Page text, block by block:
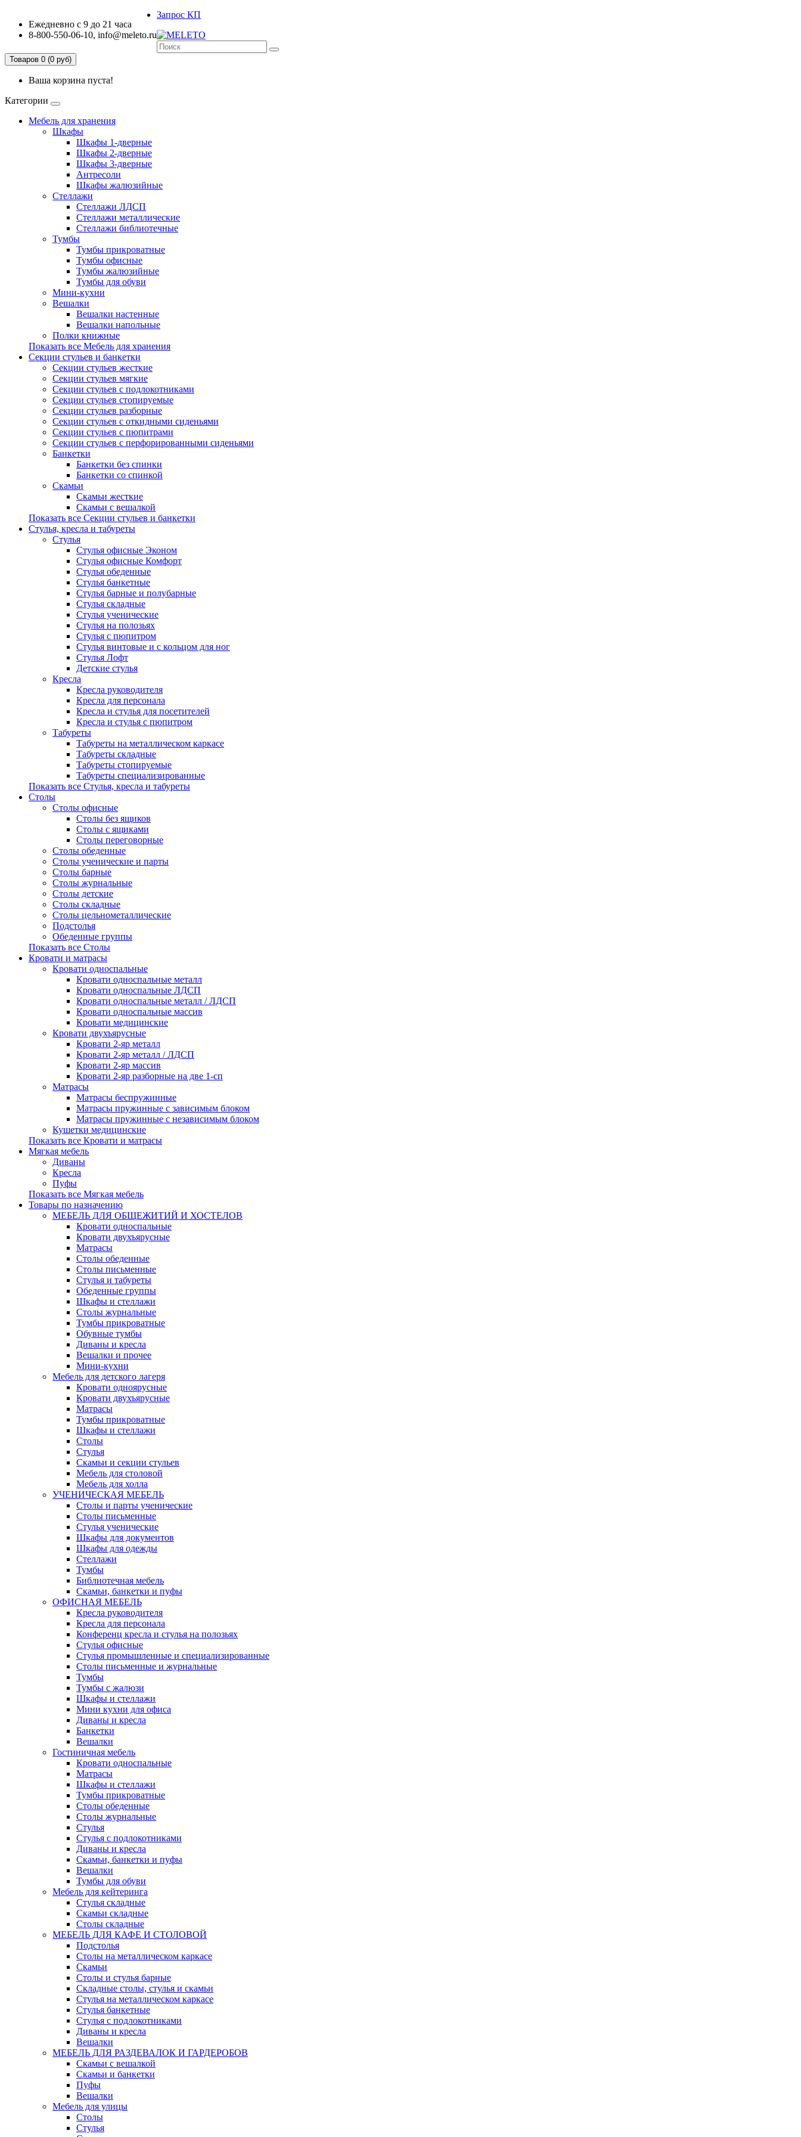
Ежедневно с 9 до 21 часа
8-800-550-06-10, info@meleto.ru
Запрос КП
Товаров 0 (0 pуб)
Ваша корзина пуста!
Категории
Мебель для хранения
Шкафы
Шкафы 1-дверные
Шкафы 2-дверные
Шкафы 3-дверные
Антресоли
Шкафы жалюзийные
Стеллажи
Стеллажи ЛДСП
Стеллажи металлические
Стеллажи библиотечные
Тумбы
Тумбы прикроватные
Тумбы офисные
Тумбы жалюзийные
Тумбы для обуви
Мини-кухни
Вешалки
Вешалки настенные
Вешалки напольные
Полки книжные
Показать все Мебель для хранения
Секции стульев и банкетки
Секции стульев жесткие
Секции стульев мягкие
Секции стульев с подлокотниками
Секции стульев стопируемые
Секции стульев разборные
Секции стульев с откидными сиденьями
Секции стульев с пюпитрами
Секции стульев с перфорированными сиденьями
Банкетки
Банкетки без спинки
Банкетки со спинкой
Скамьи
Скамьи жесткие
Скамьи с вешалкой
Показать все Секции стульев и банкетки
Стулья, кресла и табуреты
Стулья
Стулья офисные Эконом
Стулья офисные Комфорт
Стулья обеденные
Стулья банкетные
Стулья барные и полубарные
Стулья складные
Стулья ученические
Стулья на полозьях
Стулья с пюпитром
Стулья винтовые и с кольцом для ног
Стулья Лофт
Детские стулья
Кресла
Кресла руководителя
Кресла для персонала
Кресла и стулья для посетителей
Кресла и стулья с пюпитром
Табуреты
Табуреты на металлическом каркасе
Табуреты складные
Табуреты стопируемые
Табуреты специализированные
Показать все Стулья, кресла и табуреты
Столы
Столы офисные
Столы без ящиков
Столы с ящиками
Столы переговорные
Столы обеденные
Столы ученические и парты
Столы барные
Столы журнальные
Столы детские
Столы складные
Столы цельнометаллические
Подстолья
Обеденные группы
Показать все Столы
Кровати и матрасы
Кровати односпальные
Кровати односпальные металл
Кровати односпальные ЛДСП
Кровати односпальные металл / ЛДСП
Кровати односпальные массив
Кровати медицинские
Кровати двухъярусные
Кровати 2-яр металл
Кровати 2-яр металл / ЛДСП
Кровати 2-яр массив
Кровати 2-яр разборные на две 1-сп
Матрасы
Матрасы беспружинные
Матрасы пружинные с зависимым блоком
Матрасы пружинные с независимым блоком
Кушетки медицинские
Показать все Кровати и матрасы
Мягкая мебель
Диваны
Кресла
Пуфы
Показать все Мягкая мебель
Товары по назначению
МЕБЕЛЬ ДЛЯ ОБЩЕЖИТИЙ И ХОСТЕЛОВ
Кровати односпальные
Кровати двухъярусные
Матрасы
Столы обеденные
Столы письменные
Стулья и табуреты
Обеденные группы
Шкафы и стеллажи
Столы журнальные
Тумбы прикроватные
Обувные тумбы
Диваны и кресла
Вешалки и прочее
Мини-кухни
Мебель для детского лагеря
Кровати одноярусные
Кровати двухъярусные
Матрасы
Тумбы прикроватные
Шкафы и стеллажи
Столы
Стулья
Скамьи и секции стульев
Мебель для столовой
Мебель для холла
УЧЕНИЧЕСКАЯ МЕБЕЛЬ
Столы и парты ученические
Столы письменные
Стулья ученические
Шкафы для документов
Шкафы для одежды
Стеллажи
Тумбы
Библиотечная мебель
Скамьи, банкетки и пуфы
ОФИСНАЯ МЕБЕЛЬ
Кресла руководителя
Кресла для персонала
Конференц кресла и стулья на полозьях
Стулья офисные
Стулья промышленные и специализированные
Столы письменные и журнальные
Тумбы
Тумбы с жалюзи
Шкафы и стеллажи
Мини кухни для офиса
Диваны и кресла
Банкетки
Вешалки
Гостиничная мебель
Кровати односпальные
Матрасы
Шкафы и стеллажи
Тумбы прикроватные
Столы обеденные
Столы журнальные
Стулья
Стулья с подлокотниками
Диваны и кресла
Скамьи, банкетки и пуфы
Вешалки
Тумбы для обуви
Мебель для кейтеринга
Стулья складные
Скамьи складные
Столы складные
МЕБЕЛЬ ДЛЯ КАФЕ И СТОЛОВОЙ
Подстолья
Столы на металлическом каркасе
Скамьи
Столы и стулья барные
Складные столы, стулья и скамьи
Стулья на металлическом каркасе
Стулья банкетные
Стулья с подлокотниками
Диваны и кресла
Вешалки
МЕБЕЛЬ ДЛЯ РАЗДЕВАЛОК И ГАРДЕРОБОВ
Скамьи с вешалкой
Скамьи и банкетки
Пуфы
Вешалки
Мебель для улицы
Столы
Стулья